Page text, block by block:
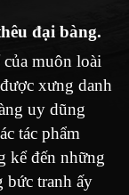
đại bàng.
muôn loài
xưng danh
uy dũng
tác phẩm
kể đến những
bức tranh ấy